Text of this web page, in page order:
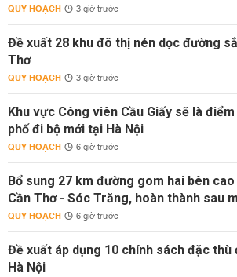
QUY HOẠCH 3 giờ trước
Đề xuất 28 khu đô thị nén dọc đường
Thơ
QUY HOẠCH 3 giờ trước
Khu vực Công viên Cầu Giấy sẽ là
phố đi bộ mới tại Hà Nội
QUY HOẠCH 6 giờ trước
Bổ sung 27 km đường gom hai bên
Cần Thơ - Sóc Trăng, hoàn thành sau
QUY HOẠCH 6 giờ trước
Đề xuất áp dụng 10 chính sách đặc thù
Hà Nội